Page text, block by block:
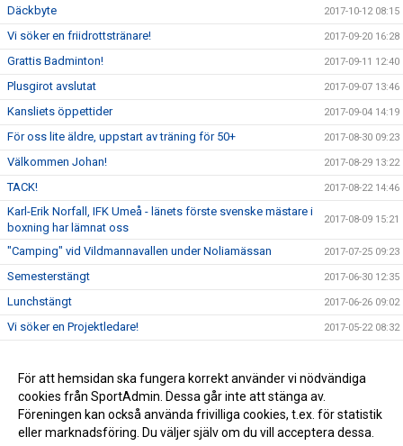
Däckbyte 2017-10-12 08:15
Vi söker en friidrottstränare! 2017-09-20 16:28
Grattis Badminton! 2017-09-11 12:40
Plusgirot avslutat 2017-09-07 13:46
Kansliets öppettider 2017-09-04 14:19
För oss lite äldre, uppstart av träning för 50+ 2017-08-30 09:23
Välkommen Johan! 2017-08-29 13:22
TACK! 2017-08-22 14:46
Karl-Erik Norfall, IFK Umeå - länets förste svenske mästare i
boxning har lämnat oss
2017-08-09 15:21
"Camping" vid Vildmannavallen under Noliamässan 2017-07-25 09:23
Semesterstängt 2017-06-30 12:35
Lunchstängt 2017-06-26 09:02
Vi söker en Projektledare! 2017-05-22 08:32
Skogsluffen 2017 2017-05-08 08:49
IFK Umeå får 2,3 miljoner för satsning på integration 2017-04-07 08:03
För att hemsidan ska fungera korrekt använder vi nödvändiga
cookies från SportAdmin. Dessa går inte att stänga av.
Föreningen kan också använda frivilliga cookies, t.ex. för statistik
eller marknadsföring. Du väljer själv om du vill acceptera dessa.